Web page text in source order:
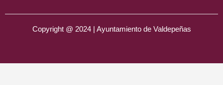
Copyright @ 2024 | Ayuntamiento de Valdepeñas